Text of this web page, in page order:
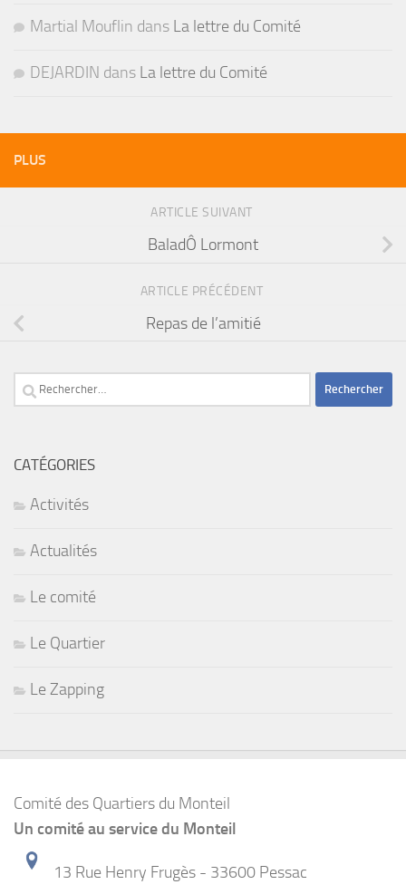
Martial Mouflin dans La lettre du Comité
DEJARDIN dans La lettre du Comité
PLUS
ARTICLE SUIVANT
BaladÔ Lormont
ARTICLE PRÉCÉDENT
Repas de l’amitié
Rechercher :
CATÉGORIES
Activités
Actualités
Le comité
Le Quartier
Le Zapping
Comité des Quartiers du Monteil
Un comité au service du Monteil
13 Rue Henry Frugès - 33600 Pessac